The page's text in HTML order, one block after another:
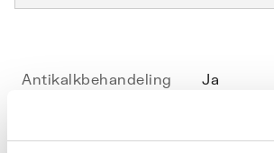
Antikalkbehandeling Ja
hoekinstap